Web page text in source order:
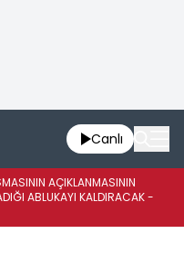
Canlı
AÇIKLANMASININ
ABLUKAYI KALDIRACAK -